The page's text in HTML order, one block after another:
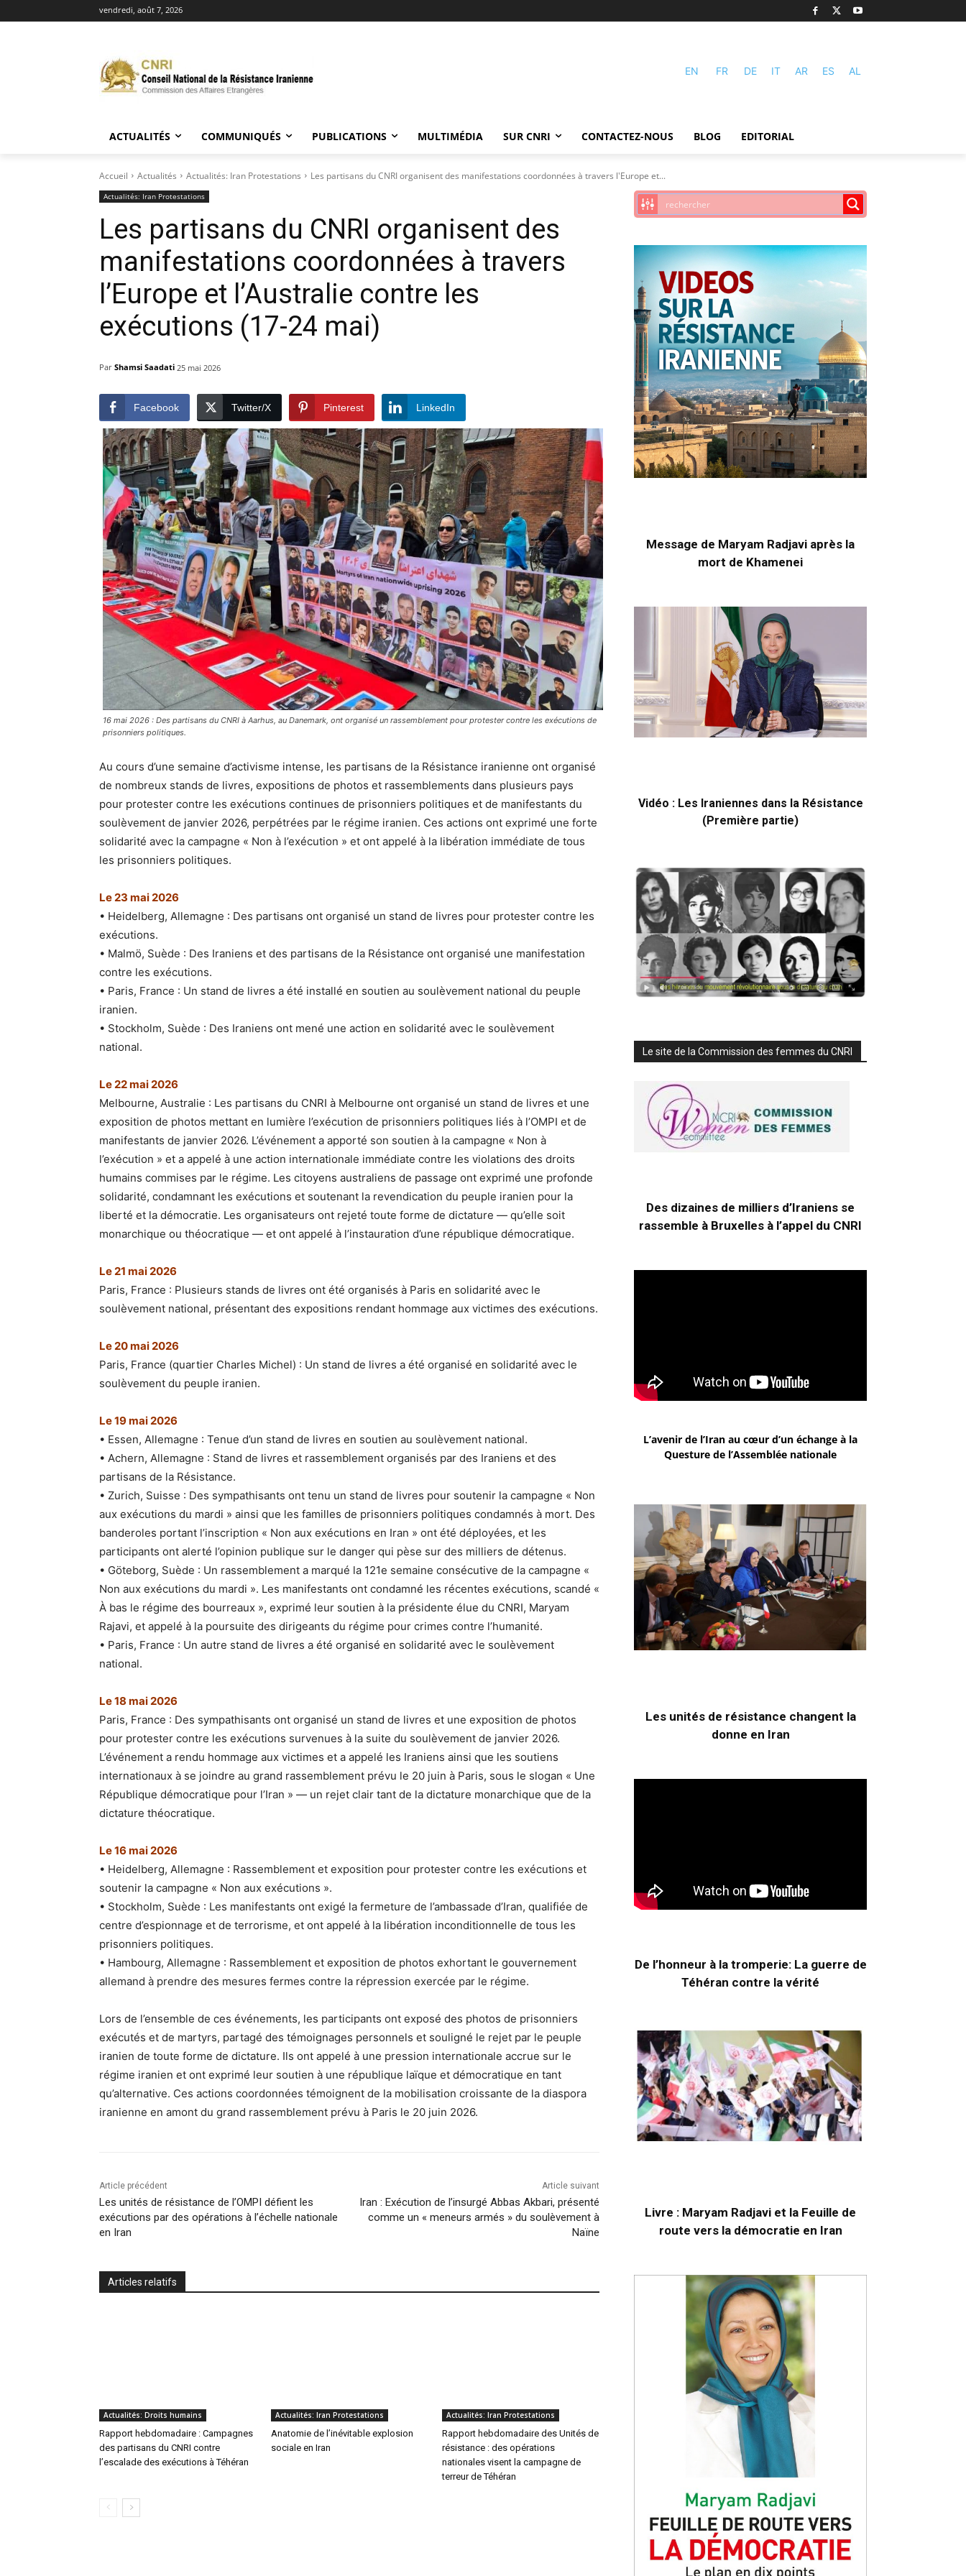
vendredi, août 7, 2026
EN FR DE IT AR ES AL
ACTUALITÉS COMMUNIQUÉS PUBLICATIONS MULTIMÉDIA SUR CNRI CONTACTEZ-NOUS BLOG EDITORIAL
Accueil Actualités Actualités: Iran Protestations Les partisans du CNRI organisent des manifestations coordonnées à travers l'Europe et...
Actualités: Iran Protestations
Les partisans du CNRI organisent des
manifestations coordonnées à travers
l’Europe et l’Australie contre les
exécutions (17-24 mai)
Par Shamsi Saadati 25 mai 2026
Facebook Twitter/X Pinterest LinkedIn
16 mai 2026 : Des partisans du CNRI à Aarhus, au Danemark, ont organisé un rassemblement pour protester contre les exécutions de
prisonniers politiques.
Au cours d’une semaine d’activisme intense, les partisans de la Résistance iranienne ont organisé
de nombreux stands de livres, expositions de photos et rassemblements dans plusieurs pays
pour protester contre les exécutions continues de prisonniers politiques et de manifestants du
soulèvement de janvier 2026, perpétrées par le régime iranien. Ces actions ont exprimé une forte
solidarité avec la campagne « Non à l’exécution » et ont appelé à la libération immédiate de tous
les prisonniers politiques.
Le 23 mai 2026
• Heidelberg, Allemagne : Des partisans ont organisé un stand de livres pour protester contre les
exécutions.
• Malmö, Suède : Des Iraniens et des partisans de la Résistance ont organisé une manifestation
contre les exécutions.
• Paris, France : Un stand de livres a été installé en soutien au soulèvement national du peuple
iranien.
• Stockholm, Suède : Des Iraniens ont mené une action en solidarité avec le soulèvement
national.
Le 22 mai 2026
Melbourne, Australie : Les partisans du CNRI à Melbourne ont organisé un stand de livres et une
exposition de photos mettant en lumière l’exécution de prisonniers politiques liés à l’OMPI et de
manifestants de janvier 2026. L’événement a apporté son soutien à la campagne « Non à
l’exécution » et a appelé à une action internationale immédiate contre les violations des droits
humains commises par le régime. Les citoyens australiens de passage ont exprimé une profonde
solidarité, condamnant les exécutions et soutenant la revendication du peuple iranien pour la
liberté et la démocratie. Les organisateurs ont rejeté toute forme de dictature — qu’elle soit
monarchique ou théocratique — et ont appelé à l’instauration d’une république démocratique.
Le 21 mai 2026
Paris, France : Plusieurs stands de livres ont été organisés à Paris en solidarité avec le
soulèvement national, présentant des expositions rendant hommage aux victimes des exécutions.
Le 20 mai 2026
Paris, France (quartier Charles Michel) : Un stand de livres a été organisé en solidarité avec le
soulèvement du peuple iranien.
Le 19 mai 2026
• Essen, Allemagne : Tenue d’un stand de livres en soutien au soulèvement national.
• Achern, Allemagne : Stand de livres et rassemblement organisés par des Iraniens et des
partisans de la Résistance.
• Zurich, Suisse : Des sympathisants ont tenu un stand de livres pour soutenir la campagne « Non
aux exécutions du mardi » ainsi que les familles de prisonniers politiques condamnés à mort. Des
banderoles portant l’inscription « Non aux exécutions en Iran » ont été déployées, et les
participants ont alerté l’opinion publique sur le danger qui pèse sur des milliers de détenus.
• Göteborg, Suède : Un rassemblement a marqué la 121e semaine consécutive de la campagne «
Non aux exécutions du mardi ». Les manifestants ont condamné les récentes exécutions, scandé «
À bas le régime des bourreaux », exprimé leur soutien à la présidente élue du CNRI, Maryam
Rajavi, et appelé à la poursuite des dirigeants du régime pour crimes contre l’humanité.
• Paris, France : Un autre stand de livres a été organisé en solidarité avec le soulèvement
national.
Le 18 mai 2026
Paris, France : Des sympathisants ont organisé un stand de livres et une exposition de photos
pour protester contre les exécutions survenues à la suite du soulèvement de janvier 2026.
L’événement a rendu hommage aux victimes et a appelé les Iraniens ainsi que les soutiens
internationaux à se joindre au grand rassemblement prévu le 20 juin à Paris, sous le slogan « Une
République démocratique pour l’Iran » — un rejet clair tant de la dictature monarchique que de la
dictature théocratique.
Le 16 mai 2026
• Heidelberg, Allemagne : Rassemblement et exposition pour protester contre les exécutions et
soutenir la campagne « Non aux exécutions ».
• Stockholm, Suède : Les manifestants ont exigé la fermeture de l’ambassade d’Iran, qualifiée de
centre d’espionnage et de terrorisme, et ont appelé à la libération inconditionnelle de tous les
prisonniers politiques.
• Hambourg, Allemagne : Rassemblement et exposition de photos exhortant le gouvernement
allemand à prendre des mesures fermes contre la répression exercée par le régime.
Lors de l’ensemble de ces événements, les participants ont exposé des photos de prisonniers
exécutés et de martyrs, partagé des témoignages personnels et souligné le rejet par le peuple
iranien de toute forme de dictature. Ils ont appelé à une pression internationale accrue sur le
régime iranien et ont exprimé leur soutien à une république laïque et démocratique en tant
qu’alternative. Ces actions coordonnées témoignent de la mobilisation croissante de la diaspora
iranienne en amont du grand rassemblement prévu à Paris le 20 juin 2026.
Article précédent
Les unités de résistance de l’OMPI défient les
exécutions par des opérations à l’échelle nationale
en Iran
Article suivant
Iran : Exécution de l’insurgé Abbas Akbari, présenté
comme un « meneurs armés » du soulèvement à
Naïne
Articles relatifs
Actualités: Droits humains
Rapport hebdomadaire : Campagnes
des partisans du CNRI contre
l’escalade des exécutions à Téhéran
Actualités: Iran Protestations
Anatomie de l’inévitable explosion
sociale en Iran
Actualités: Iran Protestations
Rapport hebdomadaire des Unités de
résistance : des opérations
nationales visent la campagne de
terreur de Téhéran
Message de Maryam Radjavi après la
mort de Khamenei
Vidéo : Les Iraniennes dans la Résistance
(Première partie)
Le site de la Commission des femmes du CNRI
Des dizaines de milliers d’Iraniens se
rassemble à Bruxelles à l’appel du CNRI
L’avenir de l’Iran au cœur d’un échange à la
Questure de l’Assemblée nationale
Les unités de résistance changent la
donne en Iran
De l’honneur à la tromperie: La guerre de
Téhéran contre la vérité
Livre : Maryam Radjavi et la Feuille de
route vers la démocratie en Iran